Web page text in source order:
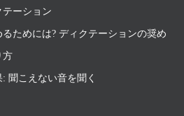
ーション
ためには? ディクテーションの奨め
方
聞こえない音を聞く